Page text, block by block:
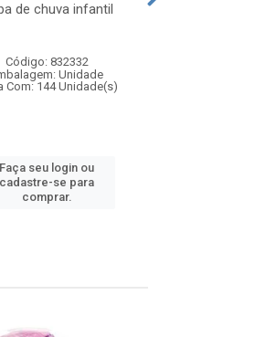
de chuva infantil
Código: 832332
Unidade
Com: 144 Unidade(s)
Faça seu login ou
cadastre-se para
comprar.